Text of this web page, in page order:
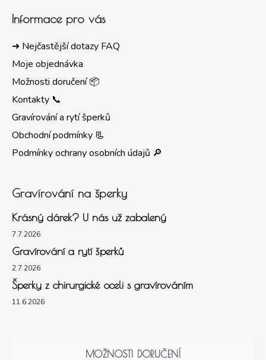
Informace pro vás
➜ Nejčastější dotazy FAQ
Moje objednávka
Možnosti doručení 📦
Kontakty 📞
Gravírování a rytí šperků
Obchodní podmínky 📃
Podmínky ochrany osobních údajů 🔎
Gravírování na šperky
Krásný dárek? U nás už zabalený
7.7.2026
Gravírování a rytí šperků
2.7.2026
Šperky z chirurgické oceli s gravírováním
11.6.2026
MOŽNOSTI DORUČENÍ